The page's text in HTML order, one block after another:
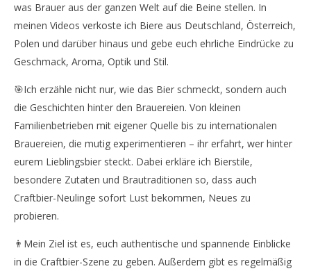
was Brauer aus der ganzen Welt auf die Beine stellen. In
meinen Videos verkoste ich Biere aus Deutschland, Österreich,
Polen und darüber hinaus und gebe euch ehrliche Eindrücke zu
Geschmack, Aroma, Optik und Stil.
🎯Ich erzähle nicht nur, wie das Bier schmeckt, sondern auch
die Geschichten hinter den Brauereien. Von kleinen
Familienbetrieben mit eigener Quelle bis zu internationalen
Brauereien, die mutig experimentieren – ihr erfahrt, wer hinter
eurem Lieblingsbier steckt. Dabei erkläre ich Bierstile,
besondere Zutaten und Brautraditionen so, dass auch
Craftbier-Neulinge sofort Lust bekommen, Neues zu
probieren.
👨Mein Ziel ist es, euch authentische und spannende Einblicke
in die Craftbier-Szene zu geben. Außerdem gibt es regelmäßig